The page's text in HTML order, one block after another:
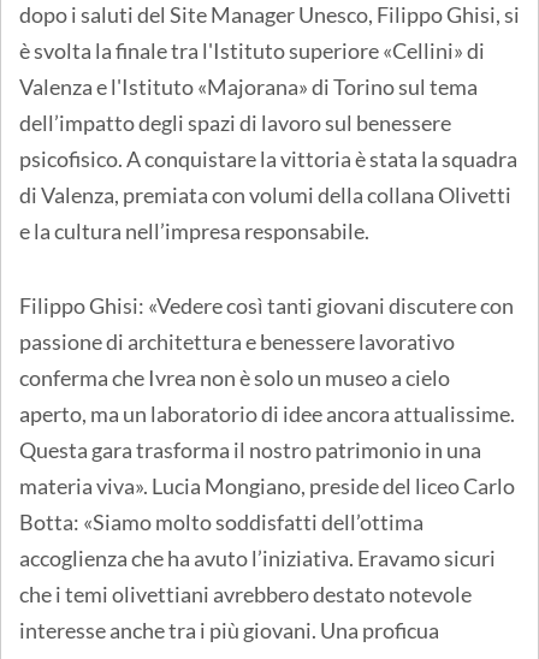
dopo i saluti del Site Manager Unesco, Filippo Ghisi, si
è svolta la finale tra l'Istituto superiore «Cellini» di
Valenza e l'Istituto «Majorana» di Torino sul tema
dell’impatto degli spazi di lavoro sul benessere
psicofisico. A conquistare la vittoria è stata la squadra
di Valenza, premiata con volumi della collana Olivetti
e la cultura nell’impresa responsabile.
Filippo Ghisi: «Vedere così tanti giovani discutere con
passione di architettura e benessere lavorativo
conferma che Ivrea non è solo un museo a cielo
aperto, ma un laboratorio di idee ancora attualissime.
Questa gara trasforma il nostro patrimonio in una
materia viva». Lucia Mongiano, preside del liceo Carlo
Botta: «Siamo molto soddisfatti dell’ottima
accoglienza che ha avuto l’iniziativa. Eravamo sicuri
che i temi olivettiani avrebbero destato notevole
interesse anche tra i più giovani. Una proficua